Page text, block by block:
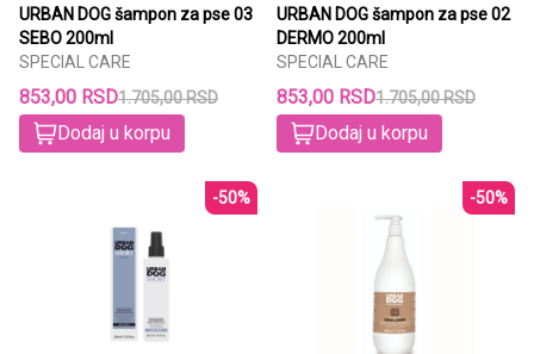
URBAN DOG šampon za pse 03
SEBO 200ml
SPECIAL CARE
853,00 RSD1.705,00 RSD
Dodaj u korpu
URBAN DOG šampon za pse 02
DERMO 200ml
SPECIAL CARE
853,00 RSD1.705,00 RSD
Dodaj u korpu
-50% -50%